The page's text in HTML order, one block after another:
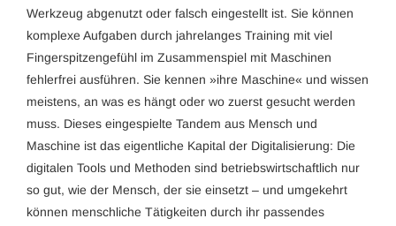
Werkzeug abgenutzt oder falsch eingestellt ist. Sie können
komplexe Aufgaben durch jahrelanges Training mit viel
Fingerspitzengefühl im Zusammenspiel mit Maschinen
fehlerfrei ausführen. Sie kennen »ihre Maschine« und wissen
meistens, an was es hängt oder wo zuerst gesucht werden
muss. Dieses eingespielte Tandem aus Mensch und
Maschine ist das eigentliche Kapital der Digitalisierung: Die
digitalen Tools und Methoden sind betriebswirtschaftlich nur
so gut, wie der Mensch, der sie einsetzt – und umgekehrt
können menschliche Tätigkeiten durch ihr passendes